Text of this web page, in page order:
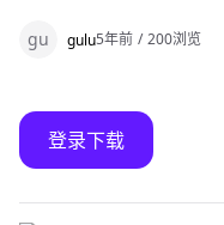
gu gulu5年前 / 200浏览
登录下载